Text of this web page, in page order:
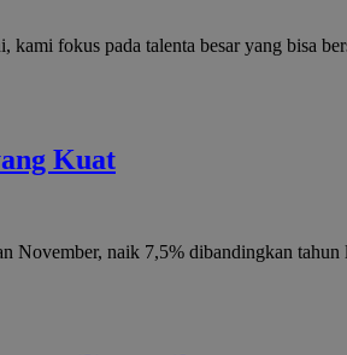
fokus pada talenta besar yang bisa
Kuat
November, naik 7,5% dibandingkan